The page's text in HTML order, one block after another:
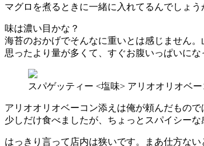
マグロを煮るときに一緒に入れてるんでしょう
味は濃い目かな？
海苔のおかげでそんなに重いとは感じません
思ったより量が多くて、すぐお腹いっぱいにな
スパゲッティー <塩味> アリオオリオベ
アリオオリオベーコン添えは俺が頼んだもので
少しだけ食べましたが、ちょっとスパイシーな
はっきり言って店内は狭いです。まあ仕方ない